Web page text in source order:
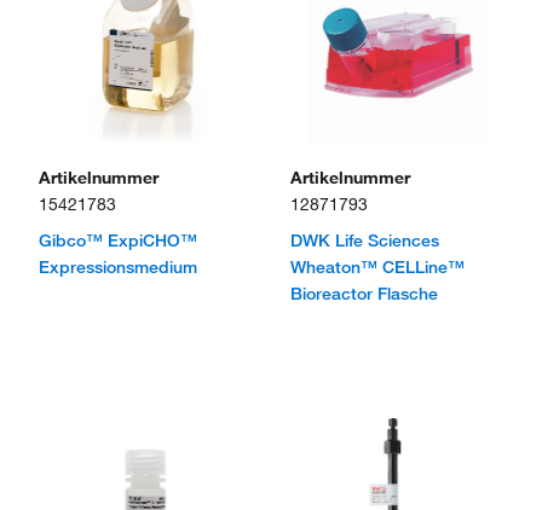
Artikelnummer
15421783
Gibco™ ExpiCHO™
Expressionsmedium
Artikelnummer
12871793
DWK Life Sciences
Wheaton™ CELLine™
Bioreactor Flasche